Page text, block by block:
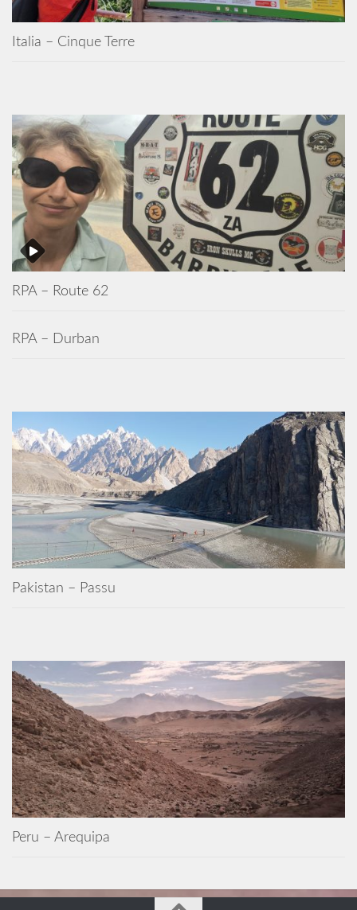
Italia – Cinque Terre
RPA – Route 62
RPA – Durban
Pakistan – Passu
Peru – Arequipa